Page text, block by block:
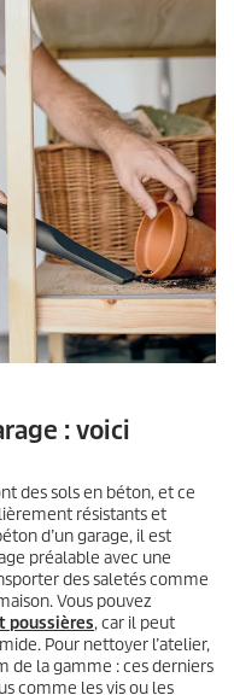
: voici
des sols en béton, et ce
résistants et
d’un garage, il est
préalable avec une
des saletés comme
Vous pouvez
poussières, car il peut
Pour nettoyer l’atelier,
de la gamme : ces derniers
comme les vis ou les